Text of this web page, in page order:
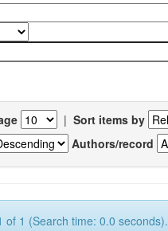
| Sort items by
Authors/record
of 1 (Search time: 0.0 seconds).